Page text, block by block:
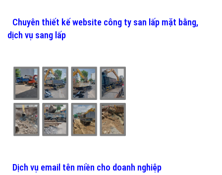
Chuyên thiết kế website công ty san lấp mặt bằng,
dịch vụ sang lấp
Dịch vụ email tên miền cho doanh nghiệp